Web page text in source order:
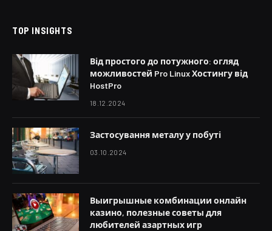
TOP INSIGHTS
Від простого до потужного: огляд
можливостей Pro Linux Хостингу від
HostPro
18.12.2024
Застосування металу у побуті
03.10.2024
Выигрышные комбинации онлайн
казино, полезные советы для
любителей азартных игр